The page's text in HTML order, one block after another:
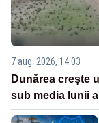
7 aug. 2026, 14:03
Dunărea crește
sub media lunii